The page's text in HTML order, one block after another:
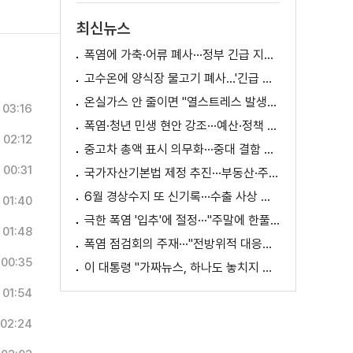
03:16
02:12
00:31
01:40
01:48
00:35
01:54
02:24
최신뉴스
폭염에 가축·어류 폐사···정부 긴급 지원책 마련
고수온에 양식장 물고기 폐사...'긴급 방류' 지원
온실가스 안 줄이면 "열스트레스 발생일 29배 증가"
폭염·청년 민생 현안 강조···예산·정책 방향 제시
중고차 총액 표시 의무화···중대 결함 시 '계약 해제'
국가자산기본법 제정 추진···부동산·주식 등 통합 관리
6월 경상수지 또 신기록···수출 사상 첫 1천억 달러
극한 폭염 '입추'에 절정···"주말에 한풀 꺾인다"
폭염 점검회의 주재···"전방위적 대응체계 가동"
이 대통령 "가짜뉴스, 하나도 놓치지 말고 바로잡아야"